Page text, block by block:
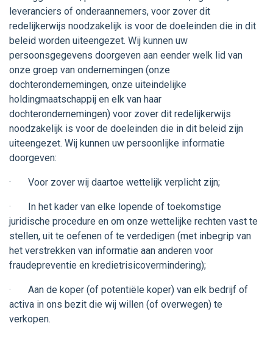
leveranciers of onderaannemers, voor zover dit
redelijkerwijs noodzakelijk is voor de doeleinden die in dit
beleid worden uiteengezet. Wij kunnen uw
persoonsgegevens doorgeven aan eender welk lid van
onze groep van ondernemingen (onze
dochterondernemingen, onze uiteindelijke
holdingmaatschappij en elk van haar
dochterondernemingen) voor zover dit redelijkerwijs
noodzakelijk is voor de doeleinden die in dit beleid zijn
uiteengezet. Wij kunnen uw persoonlijke informatie
doorgeven:
· Voor zover wij daartoe wettelijk verplicht zijn;
· In het kader van elke lopende of toekomstige
juridische procedure en om onze wettelijke rechten vast te
stellen, uit te oefenen of te verdedigen (met inbegrip van
het verstrekken van informatie aan anderen voor
fraudepreventie en kredietrisicovermindering);
· Aan de koper (of potentiële koper) van elk bedrijf of
activa in ons bezit die wij willen (of overwegen) te
verkopen.